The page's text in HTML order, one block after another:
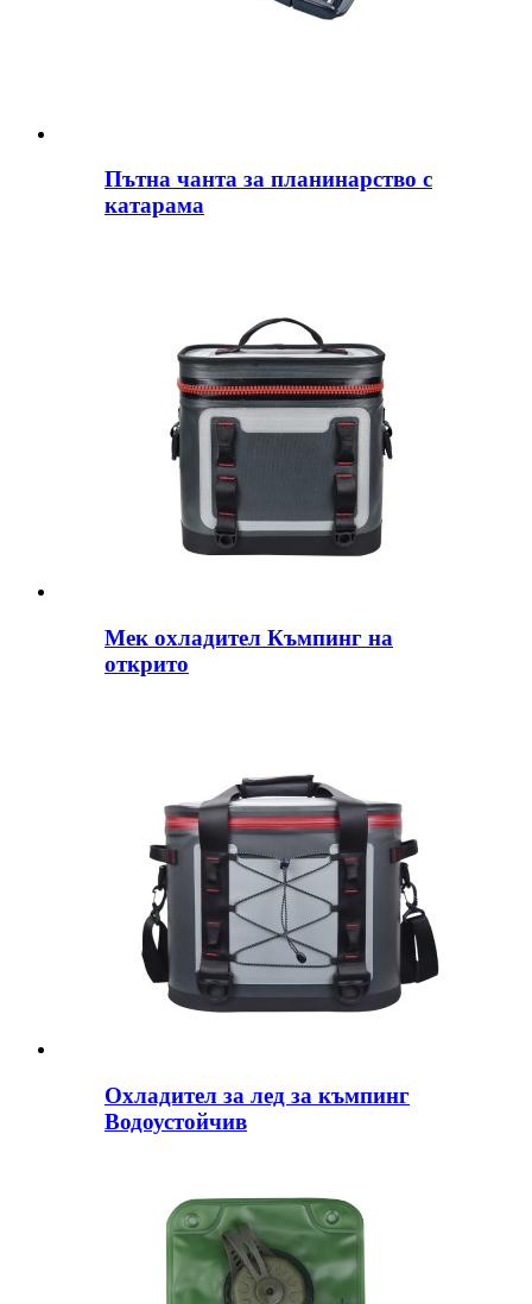
Пътна чанта за планинарство с
катарама
Мек охладител Къмпинг на
открито
Охладител за лед за къмпинг
Водоустойчив